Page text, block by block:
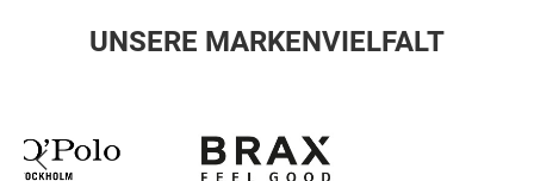
UNSERE MARKENVIELFALT